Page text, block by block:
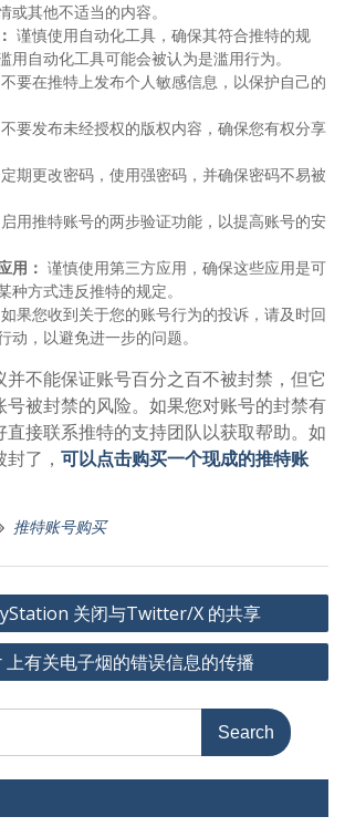
或其他不适当的内容。
谨慎使用自动化工具，确保其符合推特的规
用自动化工具可能会被认为是滥用行为。
不要在推特上发布个人敏感信息，以保护自己的
不要发布未经授权的版权内容，确保您有权分享
定期更改密码，使用强密码，并确保密码不易被
启用推特账号的两步验证功能，以提高账号的安
用： 谨慎使用第三方应用，确保这些应用是可
种方式违反推特的规定。
如果您收到关于您的账号行为的投诉，请及时回
动，以避免进一步的问题。
不能保证账号百分之百不被封禁，但它
号被封禁的风险。如果您对账号的封禁有
直接联系推特的支持团队以获取帮助。如
了， 可以点击购买一个现成的推特账
推特账号购买
关闭与Twitter/X 的共享
有关电子烟的错误信息的传播